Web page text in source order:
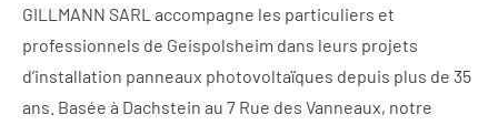
GILLMANN SARL accompagne les particuliers et
professionnels de Geispolsheim dans leurs projets
d’installation panneaux photovoltaïques depuis plus de 35
ans. Basée à Dachstein au 7 Rue des Vanneaux, notre